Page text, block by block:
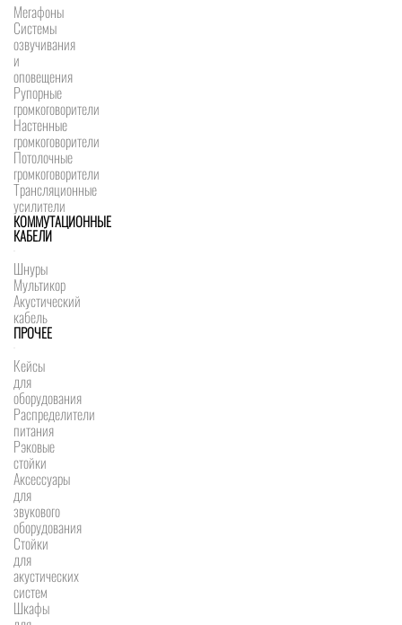
Мегафоны
Системы
озвучивания
и
оповещения
Рупорные
громкоговорители
Настенные
громкоговорители
Потолочные
громкоговорители
Трансляционные
усилители
КОММУТАЦИОННЫЕ
КАБЕЛИ
Шнуры
Мультикор
Акустический
кабель
ПРОЧЕЕ
Кейсы
для
оборудования
Распределители
питания
Рэковые
стойки
Аксессуары
для
звукового
оборудования
Стойки
для
акустических
систем
Шкафы